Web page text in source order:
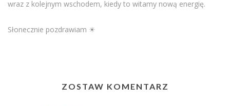
wraz z kolejnym wschodem, kiedy to witamy nową energię.
Słonecznie pozdrawiam ☀
ZOSTAW KOMENTARZ